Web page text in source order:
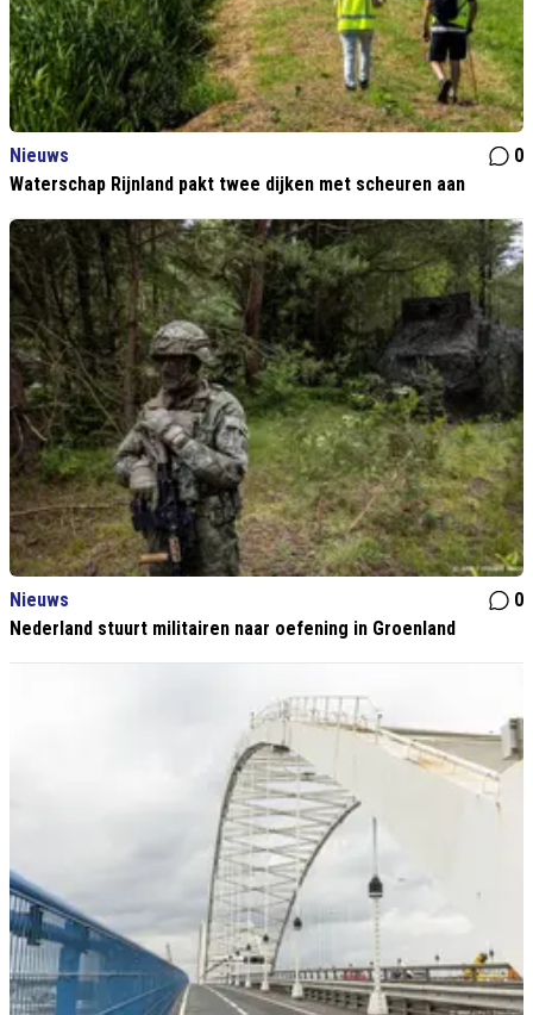
Nieuws
0
Waterschap Rijnland pakt twee dijken met scheuren aan
Nieuws
0
Nederland stuurt militairen naar oefening in Groenland